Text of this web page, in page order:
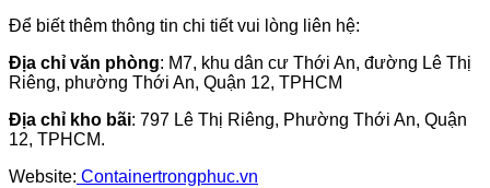
Để biết thêm thông tin chi tiết vui lòng liên hệ:
Địa chỉ văn phòng: M7, khu dân cư Thới An, đường Lê Thị
Riêng, phường Thới An, Quận 12, TPHCM
Địa chỉ kho bãi: 797 Lê Thị Riêng, Phường Thới An, Quận
12, TPHCM.
Website: Containertrongphuc.vn